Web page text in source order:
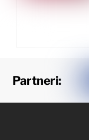
Partneri: